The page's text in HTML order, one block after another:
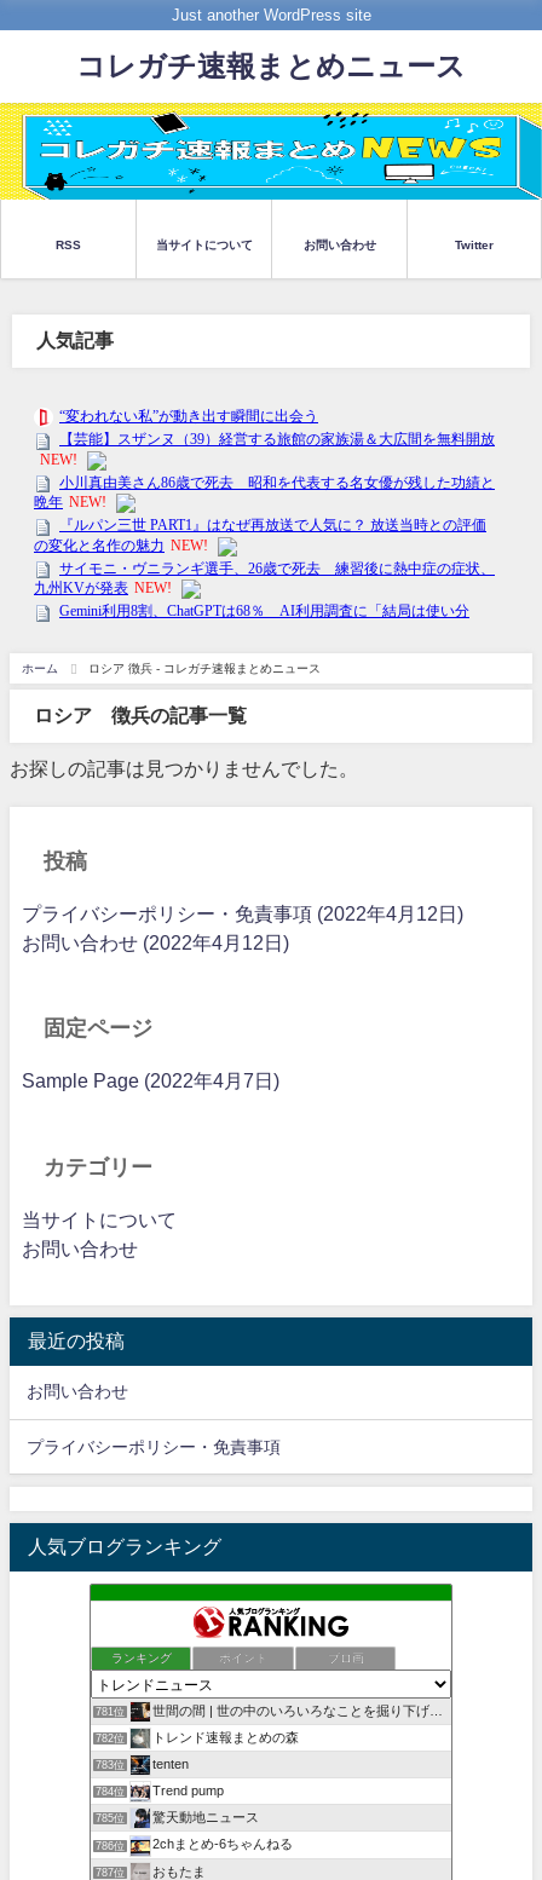
Just another WordPress site
コレガチ速報まとめニュース
RSS 当サイトについて お問い合わせ Twitter
人気記事
ホーム ロシア 徴兵 - コレガチ速報まとめニュース
ロシア 徴兵の記事一覧
お探しの記事は見つかりませんでした。
投稿
プライバシーポリシー・免責事項 (2022年4月12日)
お問い合わせ (2022年4月12日)
固定ページ
Sample Page (2022年4月7日)
カテゴリー
当サイトについて
お問い合わせ
最近の投稿
お問い合わせ
プライバシーポリシー・免責事項
人気ブログランキング
ランキング ポイント ブロ画
781位 世間の間 | 世の中のいろいろなことを掘り下げていく
782位 トレンド速報まとめの森
783位 tenten
784位 Trend pump
785位 驚天動地ニュース
786位 2chまとめ‐6ちゃんねる
787位 おもたま